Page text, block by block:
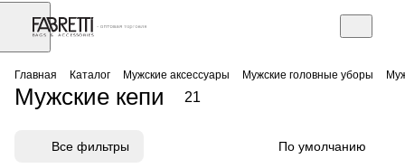
Торговое оборудование
Главная Каталог Мужские аксессуары Мужские головные уборы
Мужские кепи 21
Все фильтры По умолчанию